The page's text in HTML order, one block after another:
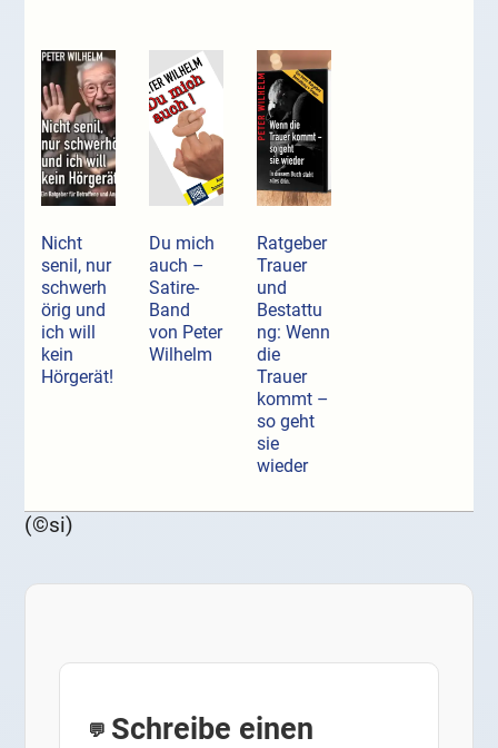
Nicht
senil, nur
schwerh
örig und
ich will
kein
Hörgerät!
Du mich
auch –
Satire-
Band
von Peter
Wilhelm
Ratgeber
Trauer
und
Bestattu
ng: Wenn
die
Trauer
kommt –
so geht
sie
wieder
(©si)
Schreibe einen